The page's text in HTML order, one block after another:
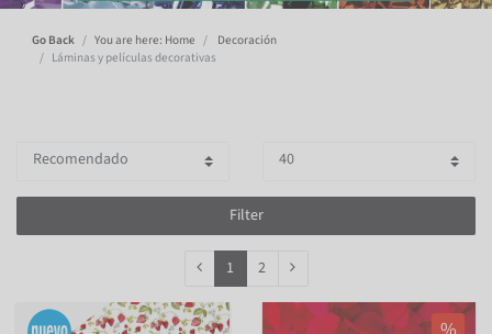
Go Back You are here: Home
Decoración
Láminas y películas decorativas
Filter
1 2